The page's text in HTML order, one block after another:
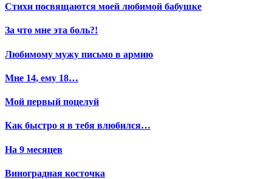
Стихи посвящаются моей любимой бабушке
За что мне эта боль?!
Любимому мужу письмо в армию
Мне 14, ему 18…
Мой первый поцелуй
Как быстро я в тебя влюбился…
На 9 месяцев
Виноградная косточка